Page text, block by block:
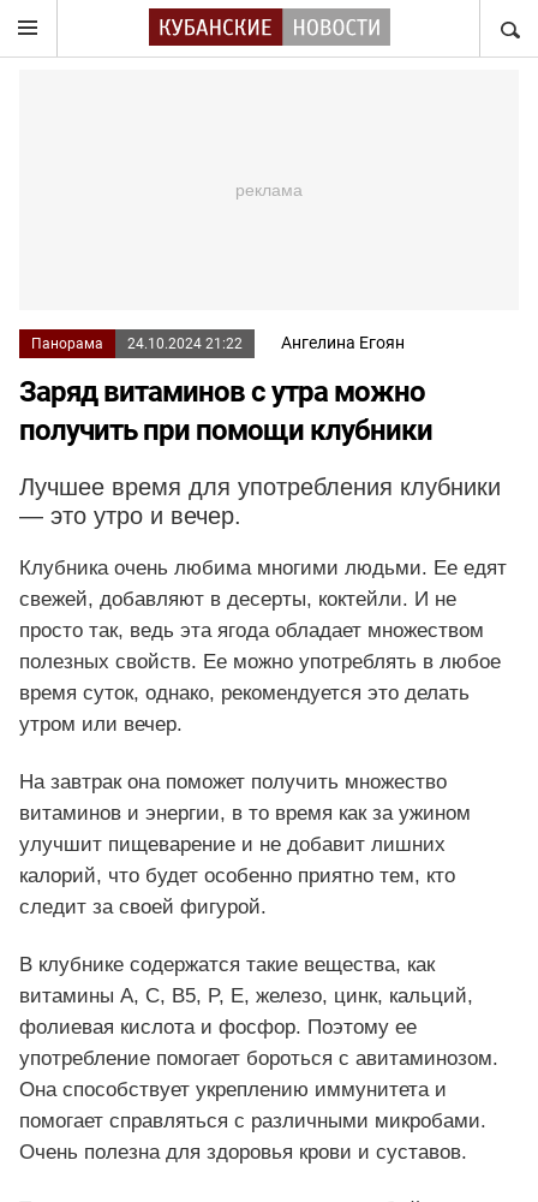
Панорама 24.10.2024 21:22 Ангелина Егоян
Заряд витаминов с утра можно
получить при помощи клубники
Лучшее время для употребления клубники
— это утро и вечер.
Клубника очень любима многими людьми. Ее едят
свежей, добавляют в десерты, коктейли. И не
просто так, ведь эта ягода обладает множеством
полезных свойств. Ее можно употреблять в любое
время суток, однако, рекомендуется это делать
утром или вечер.
На завтрак она поможет получить множество
витаминов и энергии, в то время как за ужином
улучшит пищеварение и не добавит лишних
калорий, что будет особенно приятно тем, кто
следит за своей фигурой.
В клубнике содержатся такие вещества, как
витамины A, C, B5, P, E, железо, цинк, кальций,
фолиевая кислота и фосфор. Поэтому ее
употребление помогает бороться с авитаминозом.
Она способствует укреплению иммунитета и
помогает справляться с различными микробами.
Очень полезна для здоровья крови и суставов.